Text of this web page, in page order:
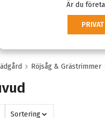
Är du
PRIVAT
Röjsåg & Grästrimmer
Sortering